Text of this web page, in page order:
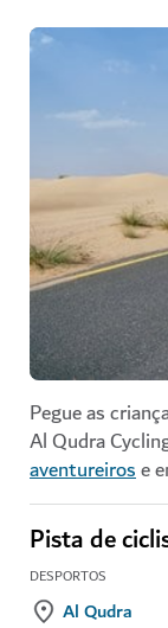
Pegue as
Al Qudra
aventureirose
Pista de
DESPORTOS
Al Qudra